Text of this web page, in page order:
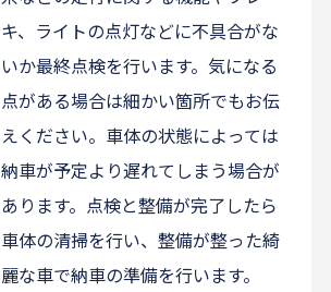
キ、ライトの点灯などに不具合がな
いか最終点検を行います。気になる
点がある場合は細かい箇所でもお伝
えください。車体の状態によっては
納車が予定より遅れてしまう場合が
あります。点検と整備が完了したら
車体の清掃を行い、整備が整った綺
麗な車で納車の準備を行います。